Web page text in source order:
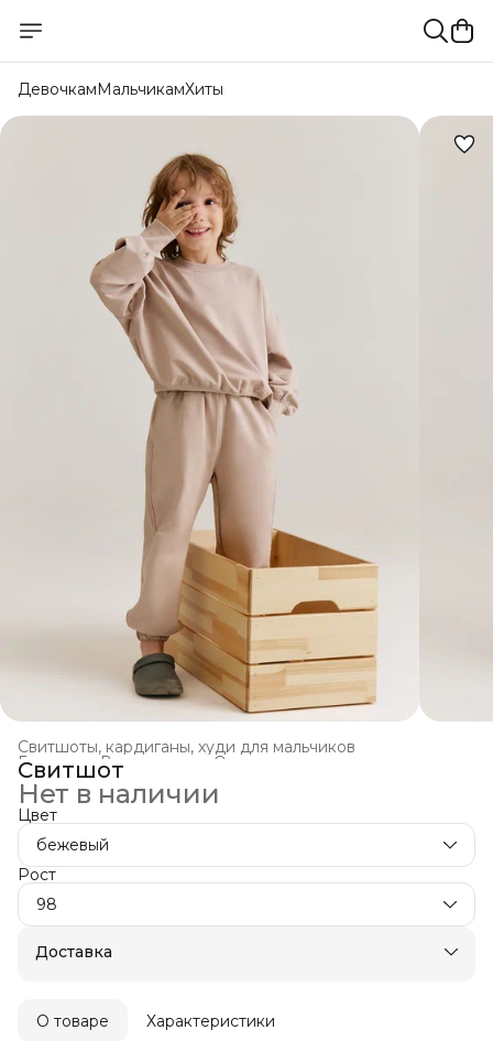
ДевочкамМальчикамХиты
Свитшоты, кардиганы, худи для мальчиков
Одежда для мальчиков
Все товары
Главная
Свитшот
Нет в наличии
Цвет
бежевый
Рост
98
Доставка
О товаре Характеристики